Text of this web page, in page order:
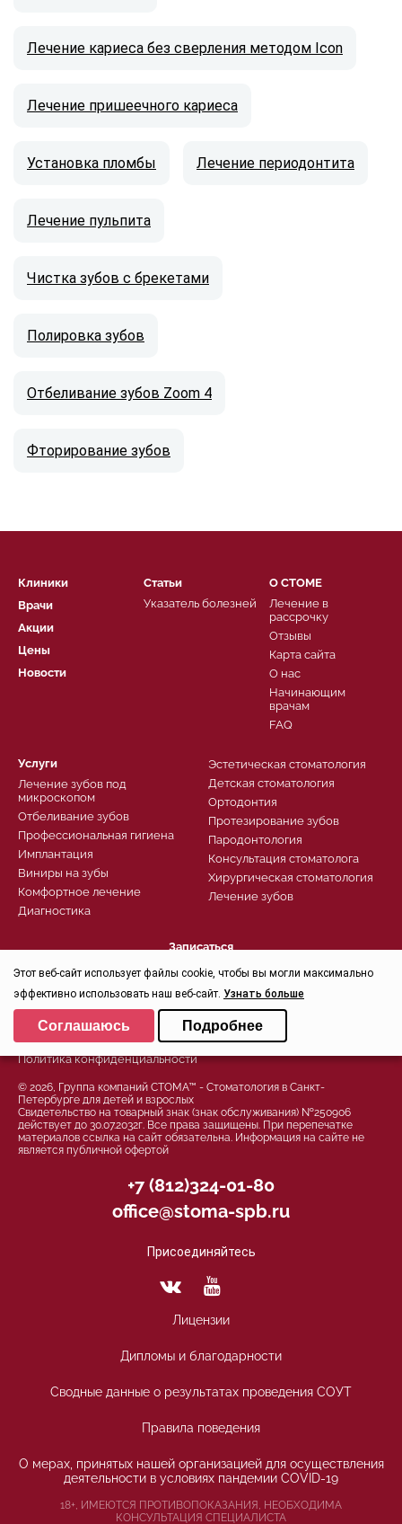
Лечение кариеса без сверления методом Icon
Лечение пришеечного кариеса
Установка пломбы Лечение периодонтита
Лечение пульпита
Чистка зубов с брекетами
Полировка зубов
Отбеливание зубов Zoom 4
Фторирование зубов
Клиники
Врачи
Акции
Цены
Новости
Услуги
Лечение зубов под
микроскопом
Отбеливание зубов
Профессиональная гигиена
Имплантация
Виниры на зубы
Комфортное лечение
Диагностика
Эстетическая стоматология
Детская стоматология
Ортодонтия
Протезирование зубов
Пародонтология
Консультация стоматолога
Хирургическая стоматология
Лечение зубов
О СТОМЕ
Лечение в
рассрочку
Отзывы
Карта сайта
О нас
Начинающим
врачам
FAQ
Статьи
Указатель болезней
Записаться
Заказать звонок
Контроль качества
Политика конфиденциальности
© 2026, Группа компаний СТОМА™ - Стоматология в Санкт-
Петербурге для детей и взрослых
Свидетельство на товарный знак (знак обслуживания) №250906
действует до 30.07.2032г. Все права защищены. При перепечатке
материалов ссылка на сайт обязательна. Информация на сайте не
является публичной офертой
+7 (812)324-01-80
office@stoma-spb.ru
Присоединяйтесь
Лицензии
Дипломы и благодарности
Сводные данные о результатах проведения СОУТ
Правила поведения
О мерах, принятых нашей организацией для осуществления
деятельности в условиях пандемии COVID-19
18+, ИМЕЮТСЯ ПРОТИВОПОКАЗАНИЯ, НЕОБХОДИМА
КОНСУЛЬТАЦИЯ СПЕЦИАЛИСТА
Этот веб-сайт использует файлы cookie, чтобы вы могли максимально
эффективно использовать наш веб-сайт. Узнать больше
Выберите настройки cookie
Минимальные
Аналитические/Функциональные
Соглашаюсь Подробнее